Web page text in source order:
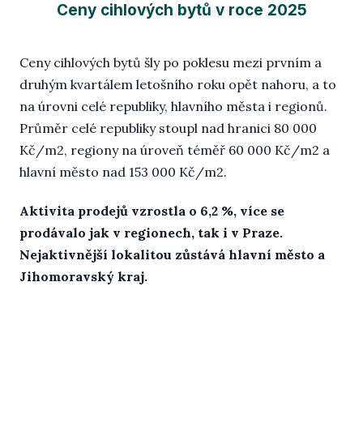
Ceny cihlových bytů v roce 2025
Ceny cihlových bytů šly po poklesu mezi prvním a
druhým kvartálem letošního roku opět nahoru, a to
na úrovni celé republiky, hlavního města i regionů.
Průměr celé republiky stoupl nad hranici 80 000
Kč/m2, regiony na úroveň téměř 60 000 Kč/m2 a
hlavní město nad 153 000 Kč/m2.
Aktivita prodejů vzrostla o 6,2 %, více se
prodávalo jak v regionech, tak i v Praze.
Nejaktivnější lokalitou zůstává hlavní město a
Jihomoravský kraj.